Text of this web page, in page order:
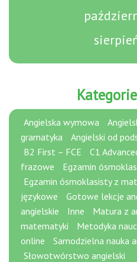
Angielska wymowa
gramatyka
Angielski od
B2 First – FCE
C1
frazowe
Egzamin
Egzamin ósmoklasisty z
językowe
Gotowe lekcje
angielskie
Inne Matura z
matematyki
Metodyka
online
Samodzielna nauka
Słowotwórstwo angielski